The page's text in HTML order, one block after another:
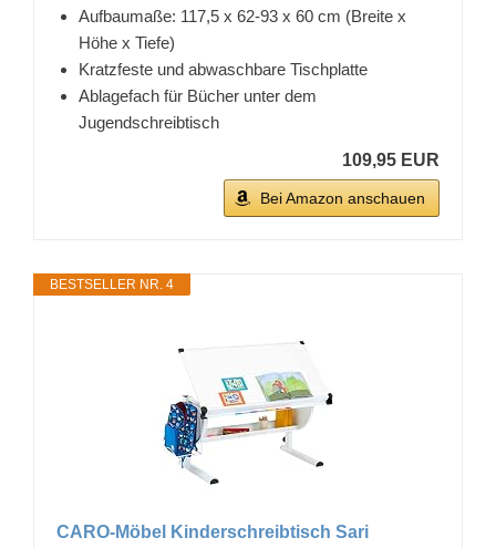
Aufbaumaße: 117,5 x 62-93 x 60 cm (Breite x
Höhe x Tiefe)
Kratzfeste und abwaschbare Tischplatte
Ablagefach für Bücher unter dem
Jugendschreibtisch
109,95 EUR
Bei Amazon anschauen
BESTSELLER NR. 4
CARO-Möbel Kinderschreibtisch Sari